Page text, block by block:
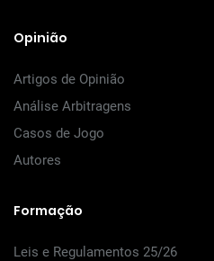
Opinião
Artigos de Opinião
Análise Arbitragens
Casos de Jogo
Autores
Formação
Leis e Regulamentos 25/26